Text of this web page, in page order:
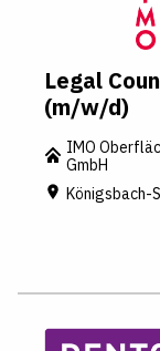
Legal
(m/w/d)
IMO
GmbH
Königsbach-